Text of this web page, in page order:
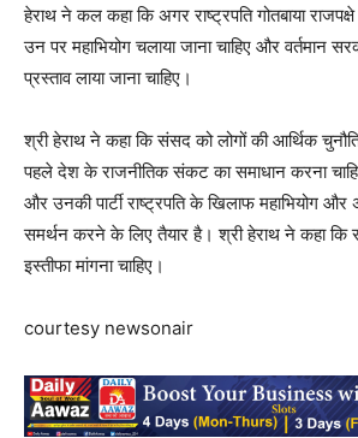
हेराथ ने कल कहा कि अगर राष्ट्रपति गोतबाया
उन पर महाभियोग चलाया जाना चाहिए और वर्तमान
प्रस्ताव लाया जाना चाहिए।
श्री हेराथ ने कहा क‍ि संसद को लोगों की आर्थिक
पहले देश के राजनीतिक संकट का समाधान करना
और उनकी पार्टी राष्ट्रपति के खिलाफ महाभियोग और
समर्थन करने के लिए तैयार है। श्री हेराथ ने कहा कि
इस्तीफा मांगना चाहिए।
courtesy newsonair